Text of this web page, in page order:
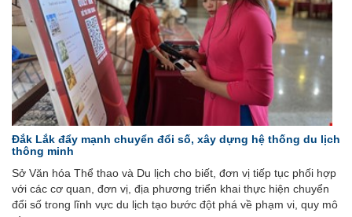
Đắk Lắk đẩy mạnh chuyển đổi số, xây dựng hệ thống du lịch
thông minh
Sở Văn hóa Thể thao và Du lịch cho biết, đơn vị tiếp tục phối hợp
với các cơ quan, đơn vị, địa phương triển khai thực hiện chuyển
đổi số trong lĩnh vực du lịch tạo bước đột phá về phạm vi, quy mô